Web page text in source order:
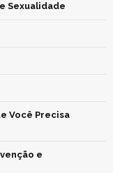
Sexualidade
Você Precisa
e